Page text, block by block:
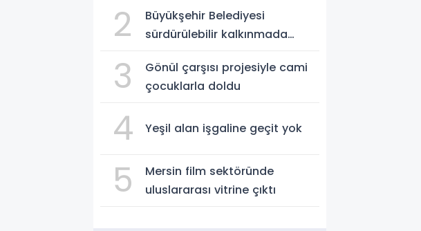
gördü
2
Büyükşehir Belediyesi
sürdürülebilir kalkınmada
3
Gönül çarşısı projesiyle cami
çocuklarla doldu
4 Yeşil alan işgaline geçit yok
5
Mersin film sektöründe
uluslararası vitrine çıktı